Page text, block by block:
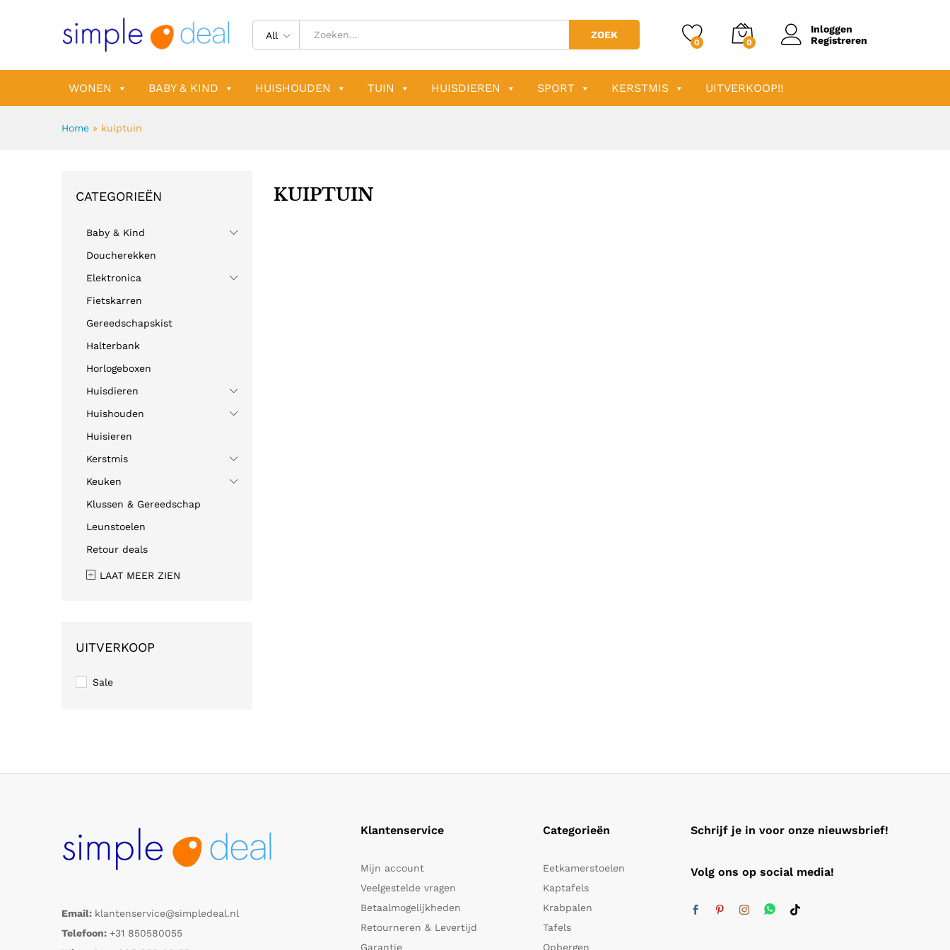
All ZOEK
0 0
Inloggen
Registreren
WONEN BABY & KIND HUISHOUDEN TUIN HUISDIEREN SPORT KERSTMIS UITVERKOOP!!
Home » kuiptuin
KUIPTUIN
CATEGORIEËN
Baby & Kind
Doucherekken
Elektronica
Fietskarren
Gereedschapskist
Halterbank
Horlogeboxen
Huisdieren
Huishouden
Huisieren
Kerstmis
Keuken
Klussen & Gereedschap
Leunstoelen
Retour deals
LAAT MEER ZIEN
UITVERKOOP
Sale
Email: klantenservice@simpledeal.nl
Telefoon: +31 850580055
Klantenservice
Mijn account
Veelgestelde vragen
Betaalmogelijkheden
Retourneren & Levertijd
Garantie
Categorieën
Eetkamerstoelen
Kaptafels
Krabpalen
Tafels
Opbergen
Schrijf je in voor onze nieuwsbrief!
Volg ons op social media!